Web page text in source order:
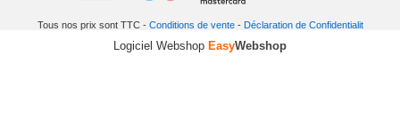
Tous nos prix sont TTC - Conditions de vente- Déclaration de Confidentialit
Logiciel Webshop EasyWebshop